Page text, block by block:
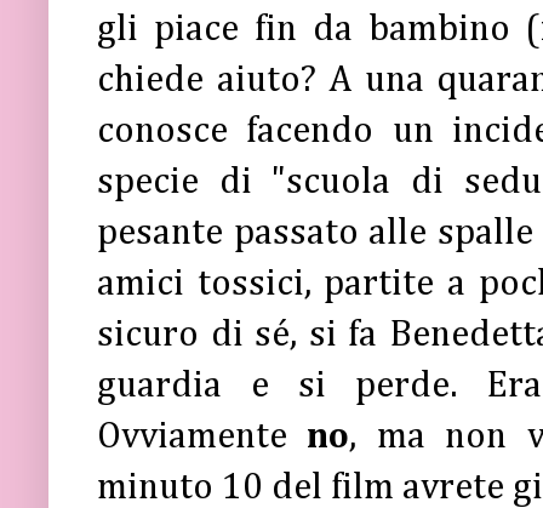
gli piace fin da bambino (
chiede aiuto? A una
conosce facendo un
specie di "scuola di
pesante passato alle
amici tossici, partite a
sicuro di sé, si fa
guardia e si perde.
Ovviamente no, ma non
minuto 10 del film avrete